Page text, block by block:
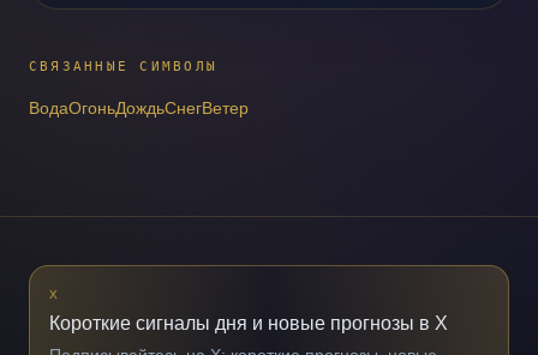
СВЯЗАННЫЕ СИМВОЛЫ
ВодаОгоньДождьСнегВетер
X
Короткие сигналы дня и новые прогнозы в X